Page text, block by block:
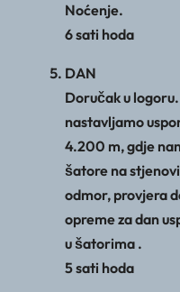
Noćenje.
6 sati hoda
DAN
Doručak u
nastavljamo
4.200 m, gdje
šatore na
odmor, provjera
opreme za dan
u šatorima .
5 sati hoda